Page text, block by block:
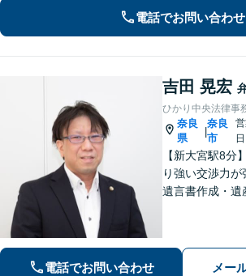
【法テラス利用
電話でお問い合わせ
吉田 晃宏
ひかり中央法律事
奈良
県
|
奈良
市
日
【新大宮駅8分
り強い交渉力が
遺言書作成・遺
に持ち込んだ
電話でお問い合わせ メー